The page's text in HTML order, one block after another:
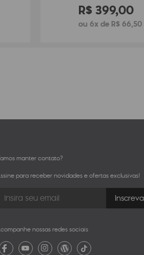
R$ 399,00
ou 6x de R$ 66,50
manter contato?
para receber novidades e ofertas exclusivas!
nossas redes sociais